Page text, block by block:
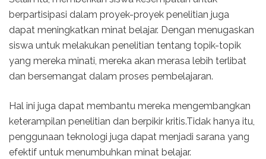
berpartisipasi dalam proyek-proyek penelitian juga
dapat meningkatkan minat belajar. Dengan menugaskan
siswa untuk melakukan penelitian tentang topik-topik
yang mereka minati, mereka akan merasa lebih terlibat
dan bersemangat dalam proses pembelajaran.
Hal ini juga dapat membantu mereka mengembangkan
keterampilan penelitian dan berpikir kritis.Tidak hanya itu,
penggunaan teknologi juga dapat menjadi sarana yang
efektif untuk menumbuhkan minat belajar.